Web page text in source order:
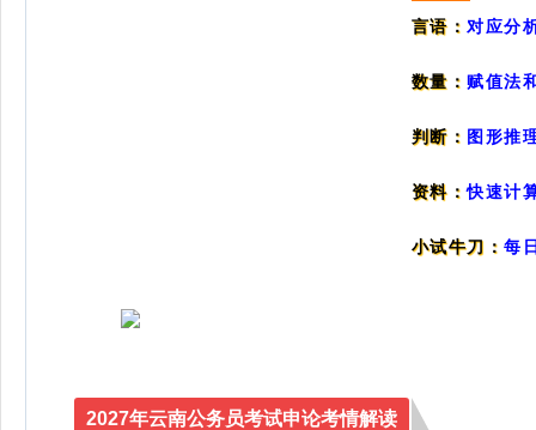
言语：对应分
数量：赋值法
判断： 图形推
资料：快速计
小试牛刀：每
2027年云南公务员考试申论考情解读